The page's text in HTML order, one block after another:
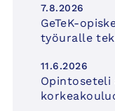
7.8.2026
GeTeK-
työuralle
11.6.2026
Opintoseteli